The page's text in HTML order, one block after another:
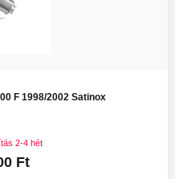
F 1998/2002 Satinox
2-4 hét
Ft